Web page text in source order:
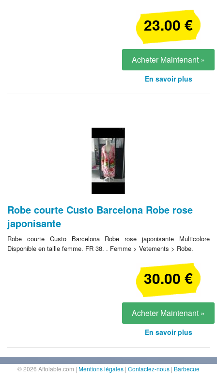
23.00 €
Acheter Maintenant »
En savoir plus
Robe courte Custo Barcelona Robe rose
japonisante
Robe courte Custo Barcelona Robe rose japonisante Multicolore
Disponible en taille femme. FR 38. . Femme > Vetements > Robe.
30.00 €
Acheter Maintenant »
En savoir plus
© 2026 Affolable.com | Mentions légales | Contactez-nous | Barbecue